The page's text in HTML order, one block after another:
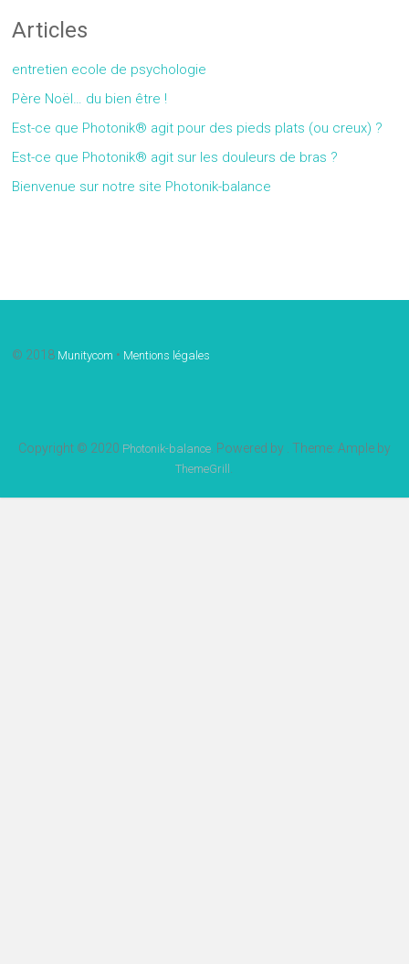
Articles
entretien ecole de psychologie
Père Noël… du bien être !
Est-ce que Photonik® agit pour des pieds plats (ou creux) ?
Est-ce que Photonik® agit sur les douleurs de bras ?
Bienvenue sur notre site Photonik-balance
© 2018 Munitycom • Mentions légales
Copyright © 2020 Photonik-balance. Powered by . Theme: Ample by
ThemeGrill